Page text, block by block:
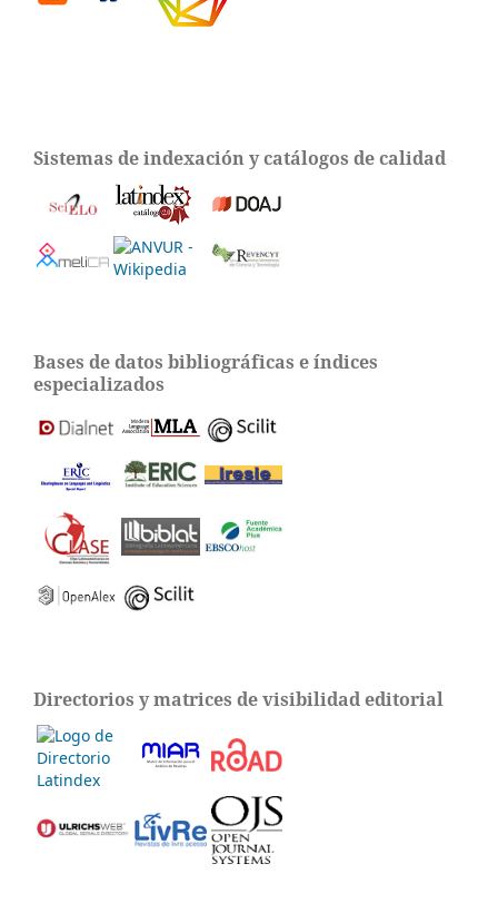
Sistemas de indexación y catálogos de calidad
Bases de datos bibliográficas e índices
especializados
Directorios y matrices de visibilidad editorial